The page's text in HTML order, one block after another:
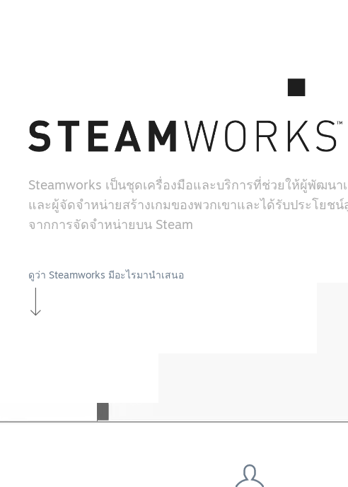
Steamworks เป็นชุดเครื่องมือและบริการที่ช่วยให้ผู้พัฒนา
และผู้จัดจำหน่ายสร้างเกมของพวกเขาและได้รับประโยชน์
จากการจัดจำหน่ายบน Steam
ดูว่า Steamworks มีอะไรมานำเสนอ